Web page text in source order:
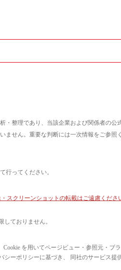
整理であり、当該企業および関係者の公
せん。重要な判断には一次情報をご参照
行ってください。
スクリーンショットの転載はご遠慮くださ
ておりません。
Cookie を用いてページビュー・参照元・ブ
シーポリシーに基づき、 同社のサービス提